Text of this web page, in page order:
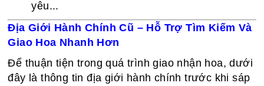
yêu...
Địa Giới Hành Chính Cũ – Hỗ Trợ Tìm Kiếm Và
Giao Hoa Nhanh Hơn
Để thuận tiện trong quá trình giao nhận hoa, dưới
đây là thông tin địa giới hành chính trước khi sáp